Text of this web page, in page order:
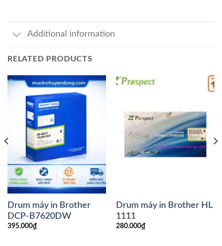
Additional information
RELATED PRODUCTS
Drum máy in Brother
DCP-B7620DW
395.000₫
Drum máy in Brother HL
1111
280.000₫